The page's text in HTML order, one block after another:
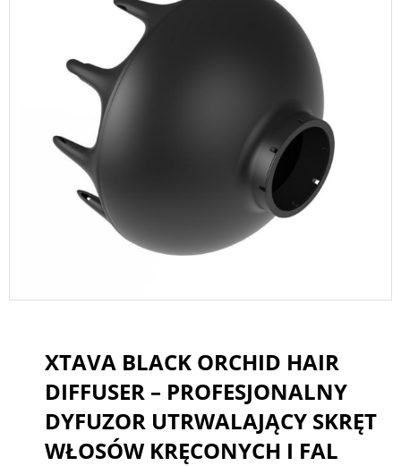
XTAVA BLACK ORCHID HAIR
DIFFUSER – PROFESJONALNY
DYFUZOR UTRWALAJĄCY SKRĘT
WŁOSÓW KRĘCONYCH I FAL